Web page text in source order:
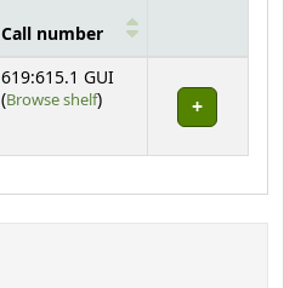
Call number
619:615.1 GUI
(Browse shelf(Opens below)
)